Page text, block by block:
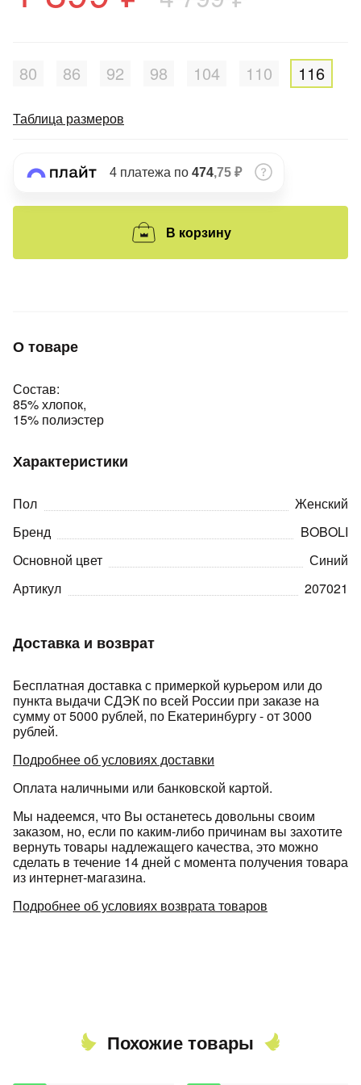
80 86 92 98 104 110 116
Таблица размеров
4 платежа по 474,75 ₽
В корзину
Доставка и возврат
Бесплатная доставка с примеркой курьером или до
пункта выдачи СДЭК по всей России при заказе на
сумму от 5000 рублей, по Екатеринбургу - от 3000
рублей.
Подробнее об условиях доставки
Оплата наличными или банковской картой.
Мы надеемся, что Вы останетесь довольны своим
заказом, но, если по каким-либо причинам вы захотите
вернуть товары надлежащего качества, это можно
сделать в течение 14 дней с момента получения товара
из интернет-магазина.
Подробнее об условиях возврата товаров
О товаре
Состав:
85% хлопок,
15% полиэстер
Характеристики
Пол
Женский
Бренд
BOBOLI
Основной цвет
Синий
Артикул
207021
Похожие товары
недели